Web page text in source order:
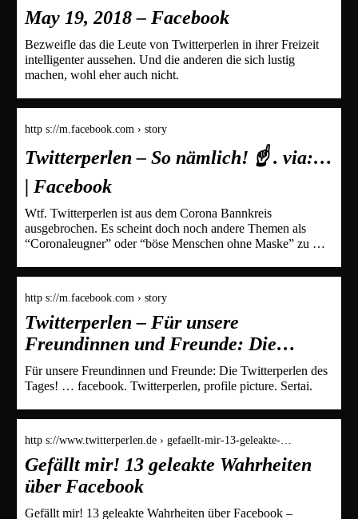
May 19, 2018 – Facebook
Bezweifle das die Leute von Twitterperlen in ihrer Freizeit
intelligenter aussehen. Und die anderen die sich lustig
machen, wohl eher auch nicht.
http s://m.facebook.com › story
Twitterperlen – So nämlich! ☝️ . via:…
| Facebook
Wtf. Twitterperlen ist aus dem Corona Bannkreis
ausgebrochen. Es scheint doch noch andere Themen als
“Coronaleugner” oder “böse Menschen ohne Maske” zu …
http s://m.facebook.com › story
Twitterperlen – Für unsere
Freundinnen und Freunde: Die…
Für unsere Freundinnen und Freunde: Die Twitterperlen des
Tages! … facebook. Twitterperlen, profile picture. Sertai.
http s://www.twitterperlen.de › gefaellt-mir-13-geleakte-…
Gefällt mir! 13 geleakte Wahrheiten
über Facebook
Gefällt mir! 13 geleakte Wahrheiten über Facebook –